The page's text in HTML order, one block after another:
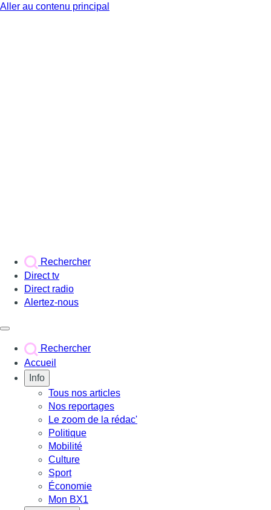
Aller au contenu principal
Rechercher
Direct tv
Direct radio
Alertez-nous
Rechercher
Accueil
Info
Tous nos articles
Nos reportages
Le zoom de la rédac'
Politique
Mobilité
Culture
Sport
Économie
Mon BX1